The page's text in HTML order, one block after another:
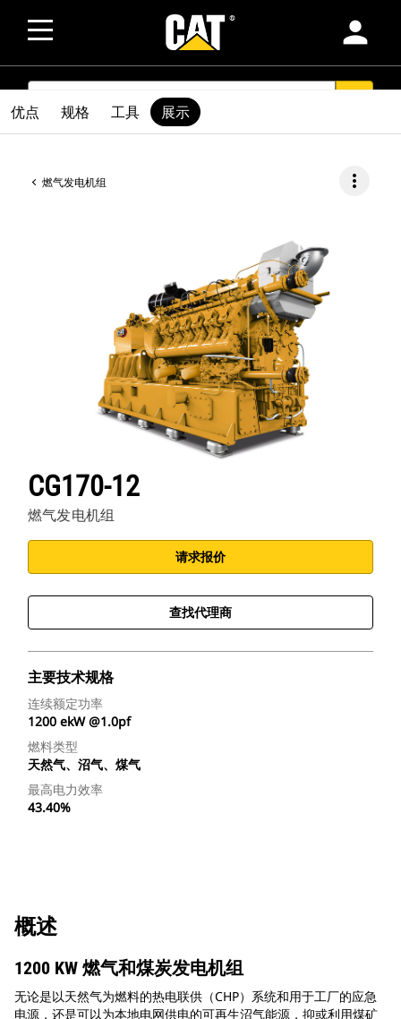
person
SEARCH
燃气发电机组 more_vert
CG170-12
燃气发电机组
请求报价
查找代理商
主要技术规格
连续额定功率
1200 ekW @1.0pf
燃料类型
天然气、沼气、煤气
最高电力效率
43.40%
优点 规格 工具 展示
概述
1200 KW 燃气和煤炭发电机组
无论是以天然气为燃料的热电联供（CHP）系统和用于工厂的应急
电源，还是可以为本地电网供电的可再生沼气能源，抑或利用煤矿